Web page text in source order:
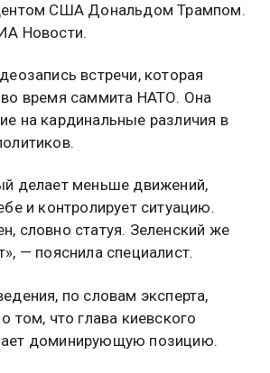
США Дональдом Трампом.
Новости.
встречи, которая
время саммита НАТО. Она
на кардинальные различия в
делает меньше движений,
и контролирует ситуацию.
словно статуя. Зеленский же
— пояснила специалист.
по словам эксперта,
том, что глава киевского
доминирующую позицию.